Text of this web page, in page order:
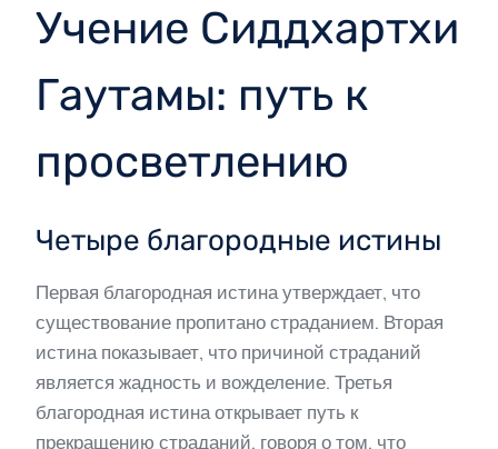
Учение Сиддхартхи
Гаутамы: путь к
просветлению
Четыре благородные истины
Первая благородная истина утверждает, что
существование пропитано страданием. Вторая
истина показывает, что причиной страданий
является жадность и вожделение. Третья
благородная истина открывает путь к
прекращению страданий, говоря о том, что